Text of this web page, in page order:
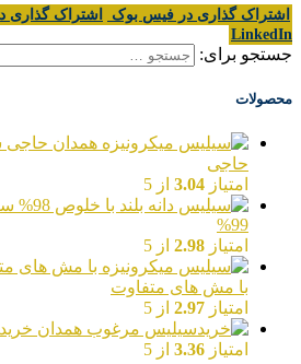
اشتراک گذاری در فیس بوک اشتراک گذاری
LinkedIn
جستجو برای:
محصولات
حاجی
امتیاز 3.04 از 5
99%
امتیاز 2.98 از 5
با مش های متفاوت
امتیاز 2.97 از 5
امتیاز 3.36 از 5